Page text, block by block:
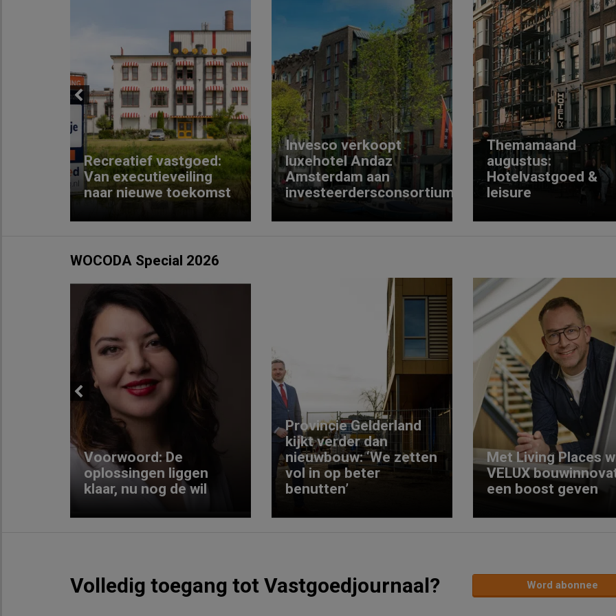
Previous
Recreatief vastgoed:
Van executieveiling
naar nieuwe toekomst
Invesco verkoopt
luxehotel Andaz
Amsterdam aan
investeerdersconsortium
Themamaand
augustus:
Hotelvastgoed &
leisure
WOCODA Special 2026
Previous
Voorwoord: De
oplossingen liggen
klaar, nu nog de wil
Provincie Gelderland
kijkt verder dan
nieuwbouw: ‘We zetten
vol in op beter
benutten’
Met Living Places
VELUX
een boost geven
Volledig toegang tot Vastgoedjournaal? Word abonnee